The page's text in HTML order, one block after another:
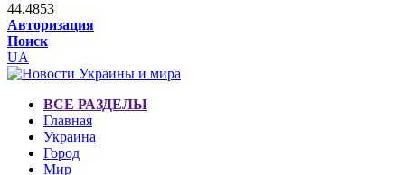
44.4853
Авторизация
Поиск
UA
ВСЕ РАЗДЕЛЫ
Главная
Украина
Город
Мир